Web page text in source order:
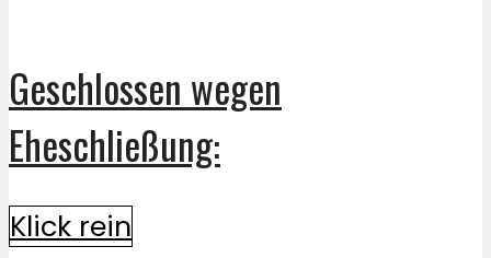
Geschlossen wegen
Eheschließung:
Klick rein